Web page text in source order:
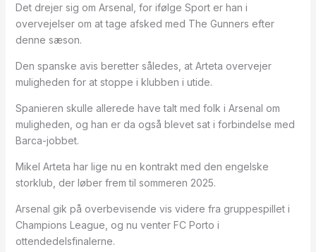
Det drejer sig om Arsenal, for ifølge Sport er han i
overvejelser om at tage afsked med The Gunners efter
denne sæson.
Den spanske avis beretter således, at Arteta overvejer
muligheden for at stoppe i klubben i utide.
Spanieren skulle allerede have talt med folk i Arsenal om
muligheden, og han er da også blevet sat i forbindelse med
Barca-jobbet.
Mikel Arteta har lige nu en kontrakt med den engelske
storklub, der løber frem til sommeren 2025.
Arsenal gik på overbevisende vis videre fra gruppespillet i
Champions League, og nu venter FC Porto i
ottendedelsfinalerne.